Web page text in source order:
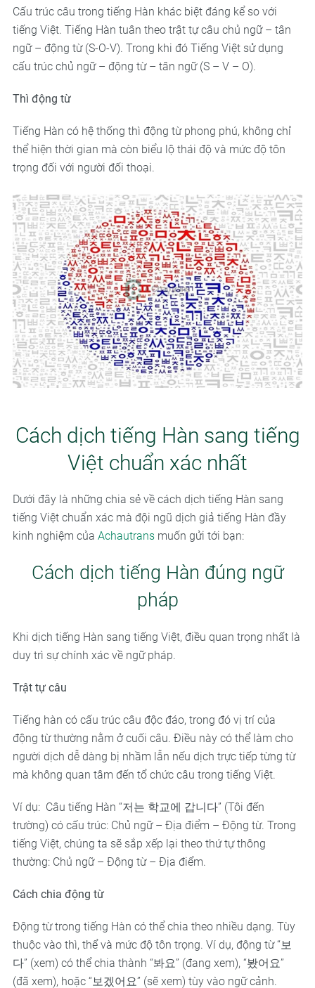
Cấu trúc câu trong tiếng Hàn khác biệt đáng kể so với
tiếng Việt. Tiếng Hàn tuân theo trật tự câu chủ ngữ – tân
ngữ – động từ (S-O-V). Trong khi đó Tiếng Việt sử dụng
cấu trúc chủ ngữ – động từ – tân ngữ (S – V – O).
Thì động từ
Tiếng Hàn có hệ thống thì động từ phong phú, không chỉ
thể hiện thời gian mà còn biểu lộ thái độ và mức độ tôn
trọng đối với người đối thoại.
Cách dịch tiếng Hàn sang tiếng
Việt chuẩn xác nhất
Dưới đây là những chia sẻ về cách dịch tiếng Hàn sang
tiếng Việt chuẩn xác mà đội ngũ dịch giả tiếng Hàn đầy
kinh nghiệm của Achautransmuốn gửi tới bạn:
Cách dịch tiếng Hàn đúng ngữ
pháp
Khi dịch tiếng Hàn sang tiếng Việt, điều quan trọng nhất là
duy trì sự chính xác về ngữ pháp.
Trật tự câu
Tiếng hàn có cấu trúc câu độc đáo, trong đó vị trí của
động từ thường nằm ở cuối câu. Điều này có thể làm cho
người dịch dễ dàng bị nhầm lẫn nếu dịch trực tiếp từng từ
mà không quan tâm đến tổ chức câu trong tiếng Việt.
Ví dụ: Câu tiếng Hàn “저는 학교에 갑니다” (Tôi đến
trường) có cấu trúc: Chủ ngữ – Địa điểm – Động từ. Trong
tiếng Việt, chúng ta sẽ sắp xếp lại theo thứ tự thông
thường: Chủ ngữ – Động từ – Địa điểm.
Cách chia động từ
Động từ trong tiếng Hàn có thể chia theo nhiều dạng. Tùy
thuộc vào thì, thể và mức độ tôn trọng. Ví dụ, động từ “보
다” (xem) có thể chia thành “봐요” (đang xem), “봤어요”
(đã xem), hoặc “보겠어요” (sẽ xem) tùy vào ngữ cảnh.